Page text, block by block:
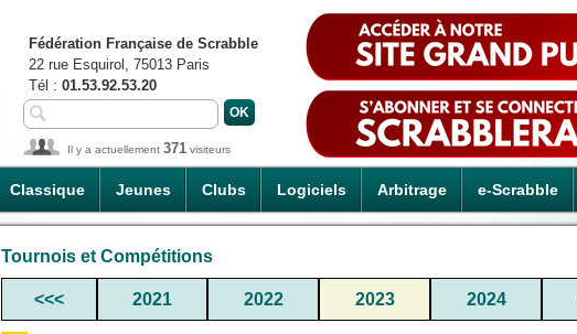
Classique Jeunes Clubs Logiciels Arbitrage e-Scrabble
Fédération Française de Scrabble
22 rue Esquirol, 75013 Paris
Tél : 01.53.92.53.20
Il y a actuellement 371 visiteurs
Tournois et Compétitions
<<< 2021 2022 2023 2024